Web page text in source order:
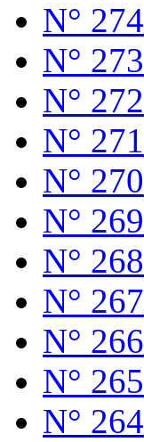
N° 274
N° 273
N° 272
N° 271
N° 270
N° 269
N° 268
N° 267
N° 266
N° 265
N° 264